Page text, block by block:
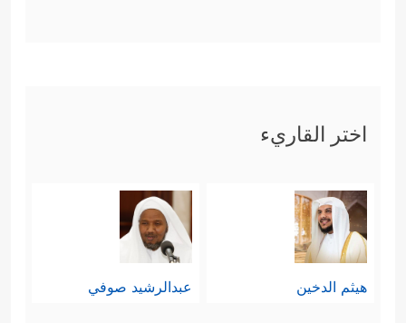
اختر القاريء
هيثم الدخين عبدالرشيد صوفي